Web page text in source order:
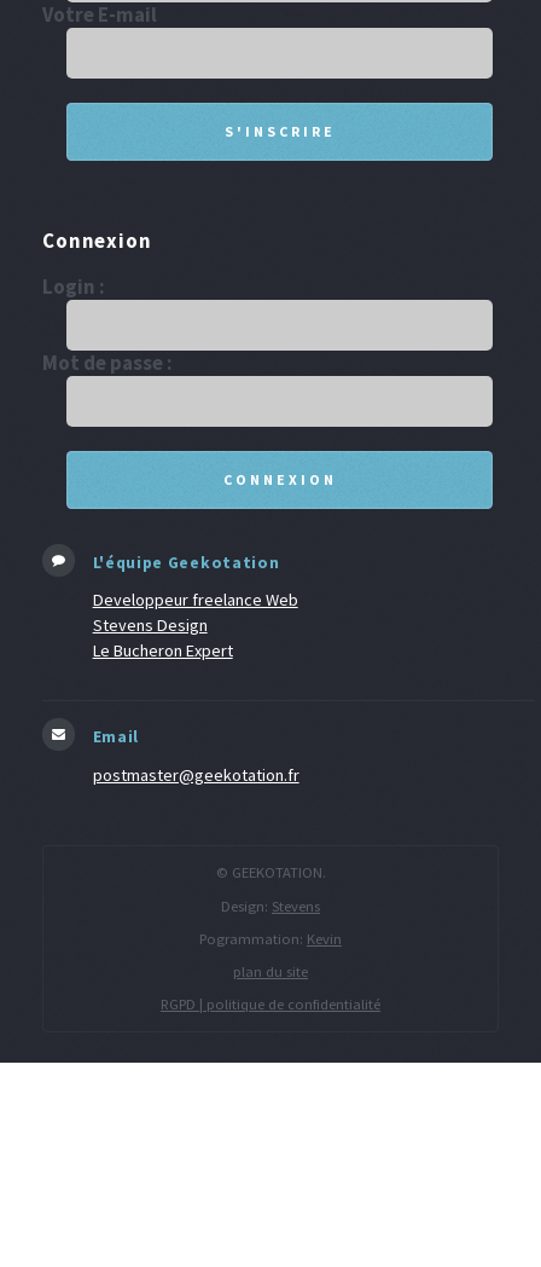
Votre E-mail
Connexion
Login :
Mot de passe :
L'équipe Geekotation
Developpeur freelance Web
Stevens Design
Le Bucheron Expert
Email
postmaster@geekotation.fr
© GEEKOTATION.
Design: Stevens
Pogrammation: Kevin
plan du site
RGPD | politique de confidentialité